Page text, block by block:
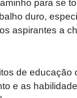
para se
duro,
aspirantes a
de educação
e as